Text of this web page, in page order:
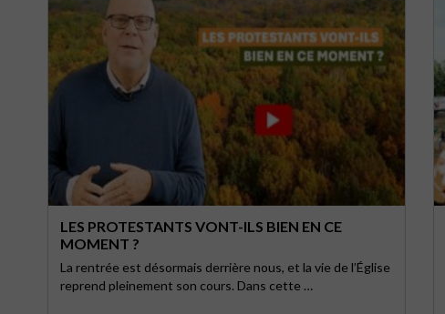
LES PROTESTANTS VONT-ILS BIEN EN CE
MOMENT ?
La rentrée est désormais derrière nous, et la vie de l’Église
reprend pleinement son cours. Dans cette …